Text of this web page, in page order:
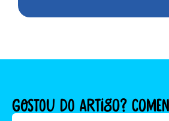
GOSTOU DO ARTIGO?